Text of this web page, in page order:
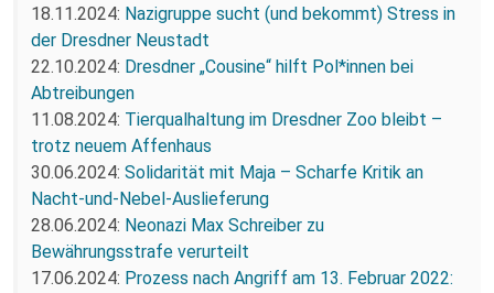
18.11.2024: Nazigruppe sucht (und bekommt) Stress in
der Dresdner Neustadt
22.10.2024: Dresdner „Cousine“ hilft Pol*innen bei
Abtreibungen
11.08.2024: Tierqualhaltung im Dresdner Zoo bleibt –
trotz neuem Affenhaus
30.06.2024: Solidarität mit Maja – Scharfe Kritik an
Nacht-und-Nebel-Auslieferung
28.06.2024: Neonazi Max Schreiber zu
Bewährungsstrafe verurteilt
17.06.2024: Prozess nach Angriff am 13. Februar 2022: